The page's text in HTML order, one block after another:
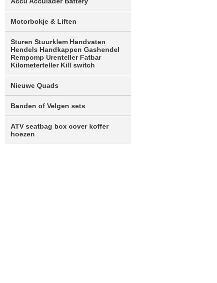
Motorbokje & Liften
Sturen Stuurklem Handvaten
Hendels Handkappen Gashendel
Rempomp Urenteller Fatbar
Kilometerteller Kill switch
Nieuwe Quads
Banden of Velgen sets
ATV seatbag box cover koffer
hoezen